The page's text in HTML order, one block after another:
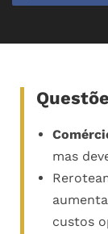
mas
custos